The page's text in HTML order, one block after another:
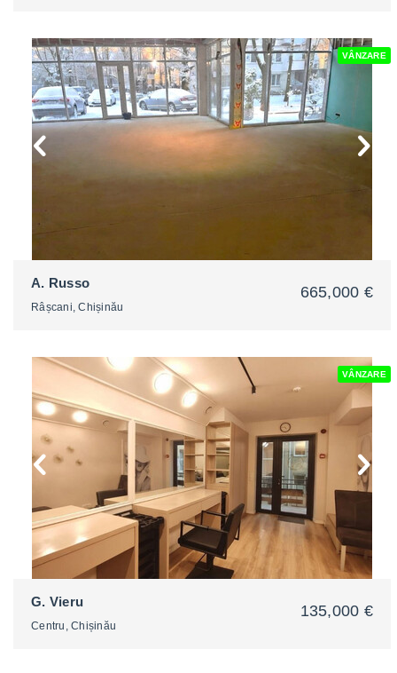
2
VÂNZARE
2
A. Russo
Râșcani, Chișinău
665,000 €
VÂNZARE
G. Vieru
Centru, Chișinău
135,000 €